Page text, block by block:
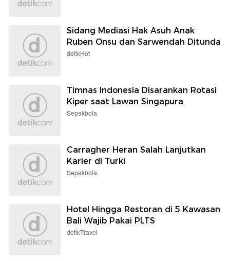
Sidang Mediasi Hak Asuh Anak
Ruben Onsu dan Sarwendah Ditunda
detikHot
Timnas Indonesia Disarankan Rotasi
Kiper saat Lawan Singapura
Sepakbola
Carragher Heran Salah Lanjutkan
Karier di Turki
Sepakbola
Hotel Hingga Restoran di 5 Kawasan
Bali Wajib Pakai PLTS
detikTravel